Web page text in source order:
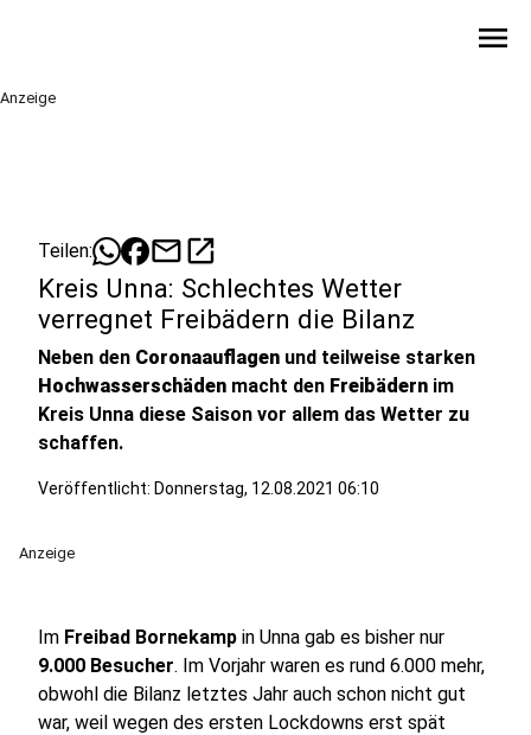
menu
Anzeige
Teilen: mailopen_in_new
Kreis Unna: Schlechtes Wetter
verregnet Freibädern die Bilanz
Neben den Coronaauflagen und teilweise starken
Hochwasserschäden macht den Freibädern im
Kreis Unna diese Saison vor allem das Wetter zu
schaffen.
Veröffentlicht: Donnerstag, 12.08.2021 06:10
Anzeige
Im Freibad Bornekamp in Unna gab es bisher nur
9.000 Besucher. Im Vorjahr waren es rund 6.000 mehr,
obwohl die Bilanz letztes Jahr auch schon nicht gut
war, weil wegen des ersten Lockdowns erst spät